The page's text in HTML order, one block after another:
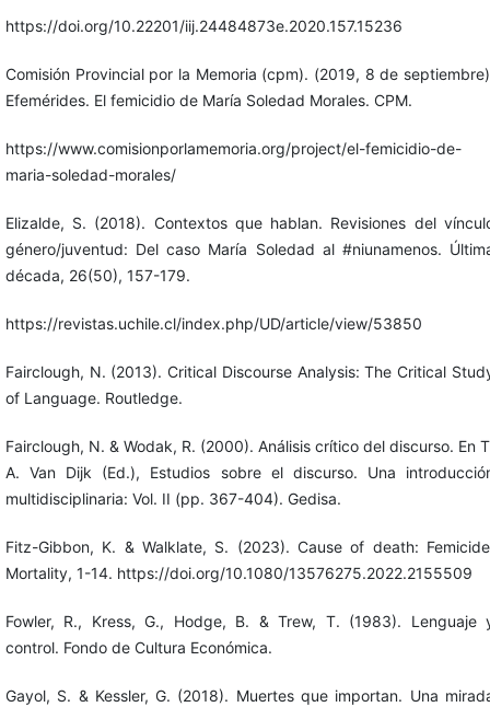
https://doi.org/10.22201/iij.24484873e.2020.157.15236
Comisión Provincial por la Memoria (cpm). (2019, 8 de
Efemérides. El femicidio de María Soledad Morales. CPM.
https://www.comisionporlamemoria.org/project/el-femicidio-de-
maria-soledad-morales/
Elizalde, S. (2018). Contextos que hablan. Revisiones del
género/juventud: Del caso María Soledad al #niunamenos.
década, 26(50), 157-179.
https://revistas.uchile.cl/index.php/UD/article/view/53850
Fairclough, N. (2013). Critical Discourse Analysis: The Critical
of Language. Routledge.
Fairclough, N. & Wodak, R. (2000). Análisis crítico del discurso. En
A. Van Dijk (Ed.), Estudios sobre el discurso. Una
multidisciplinaria: Vol. II (pp. 367-404). Gedisa.
Fitz-Gibbon, K. & Walklate, S. (2023). Cause of death:
Mortality, 1-14. https://doi.org/10.1080/13576275.2022.2155509
Fowler, R., Kress, G., Hodge, B. & Trew, T. (1983). Lenguaje
control. Fondo de Cultura Económica.
Gayol, S. & Kessler, G. (2018). Muertes que importan. Una